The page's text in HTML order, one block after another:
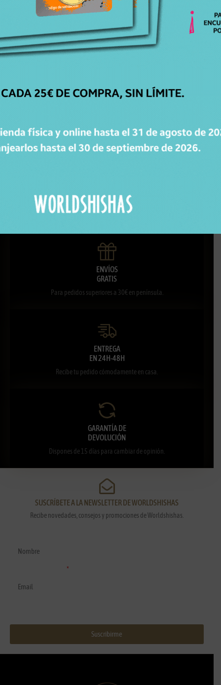
Productos relacionados
Productos relacionados con PUNZÓN WERKBUND EXCALIBUR
TRANSFORMER
PERSONALIZADA
Respondemos todas tus dudas, ¡Contáctanos!
ENVÍOS
GRATIS
Para pedidos superiores a 30€ en península.
ENTREGA
EN 24H-48H
Recibe tu pedido cómodamente en casa.
GARANTÍA DE
DEVOLUCIÓN
Dispones de 15 días para cambiar de opinión.
SUSCRÍBETE A LA NEWSLETTER DE WORLDSHISHAS
Recibe novedades, consejos y promociones de Worldshishas.
Suscribirme